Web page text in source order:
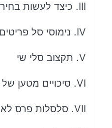
III. כיצד לעשות בחירה את סל המתנה המתאים
IV. נימוסי סל פריטים
V. תקצוב סלי שי
VI. סיכויים מטען של סל פרס
VII. סלסלות פרס לאירועים מיוחדים